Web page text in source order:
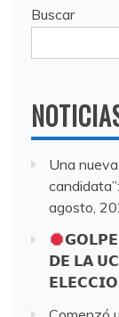
Buscar
Una
agosto,
𝗚𝗢𝗟𝗣𝗘
𝗗𝗘 𝗟𝗔